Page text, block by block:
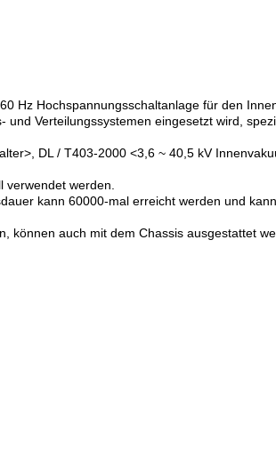
Hz Hochspannungsschaltanlage für den
Verteilungssystemen eingesetzt wird,
DL / T403-2000 <3,6 ~ 40,5 kV
werden.
kann 60000-mal erreicht werden und
können auch mit dem Chassis ausgestattet